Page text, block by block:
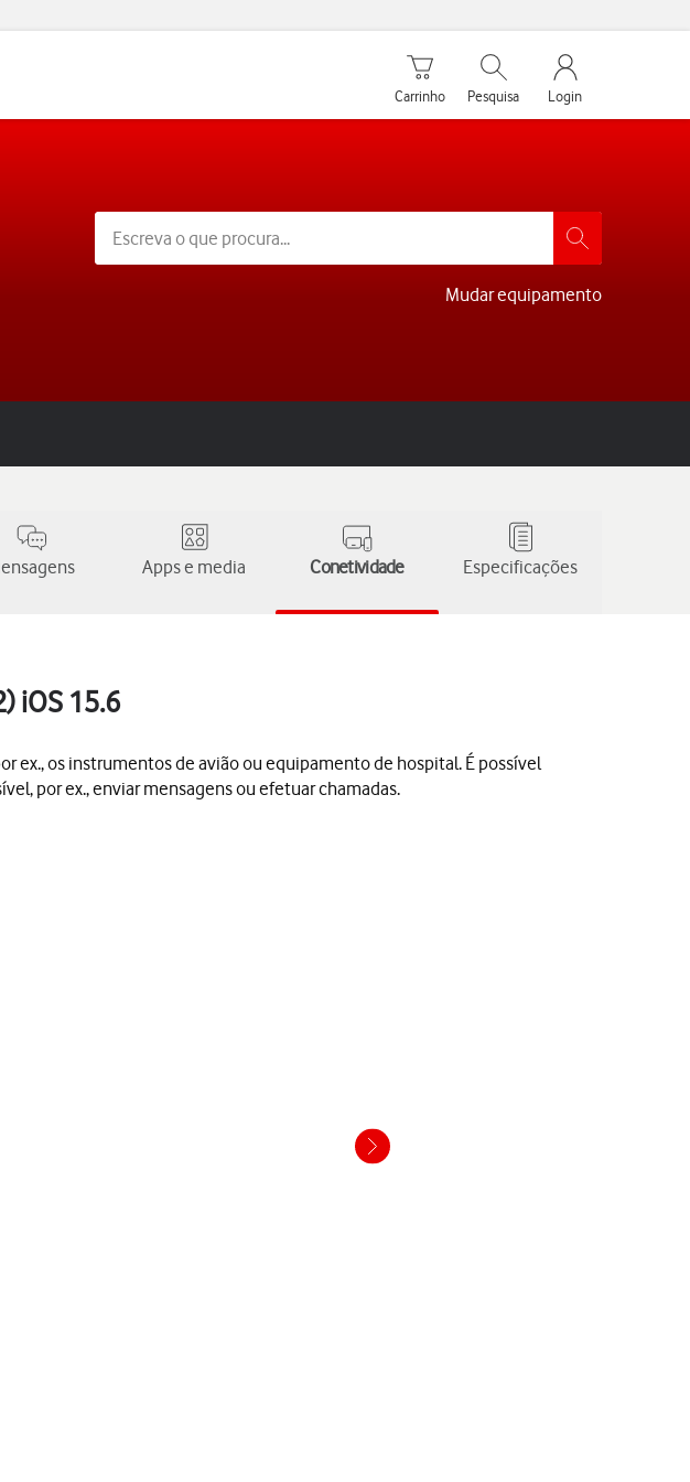
Carrinho de compras
Carrinho
Pesquisar
Pesquisa
My Vodafone
Login
Mudar equipamento
Apps e media Conetividade Especificações
iOS 15.6
ex., os instrumentos de avião ou equipamento de hospital. É possível
por ex., enviar mensagens ou efetuar chamadas.